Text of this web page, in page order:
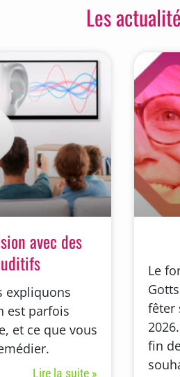
Les
avec des
expliquons
est parfois
et ce que vous
Lire la suite »
Le
fêter
fin